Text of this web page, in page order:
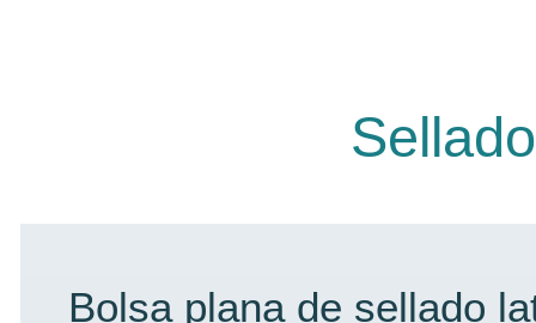
Bolsa plana de sellado